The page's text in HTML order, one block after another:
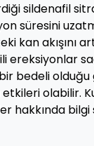
sildenafil
süresini
kan akışını
ereksiyonlar
bedeli olduğu
etkileri olabilir.
hakkında